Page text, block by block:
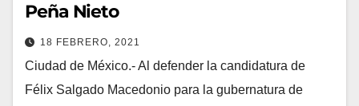
Peña Nieto
18 FEBRERO, 2021
Ciudad de México.- Al defender la candidatura de
Félix Salgado Macedonio para la gubernatura de